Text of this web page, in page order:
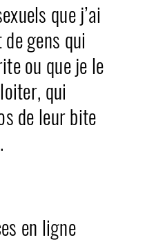
que j’ai
gens qui
ou que je le
qui
de leur bite
en ligne